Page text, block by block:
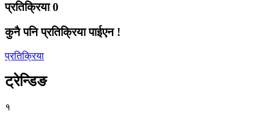
प्रतिक्रिया0
कुनै पनि प्रतिक्रिया पाईएन !
प्रतिक्रिया
ट्रेन्डिङ
१